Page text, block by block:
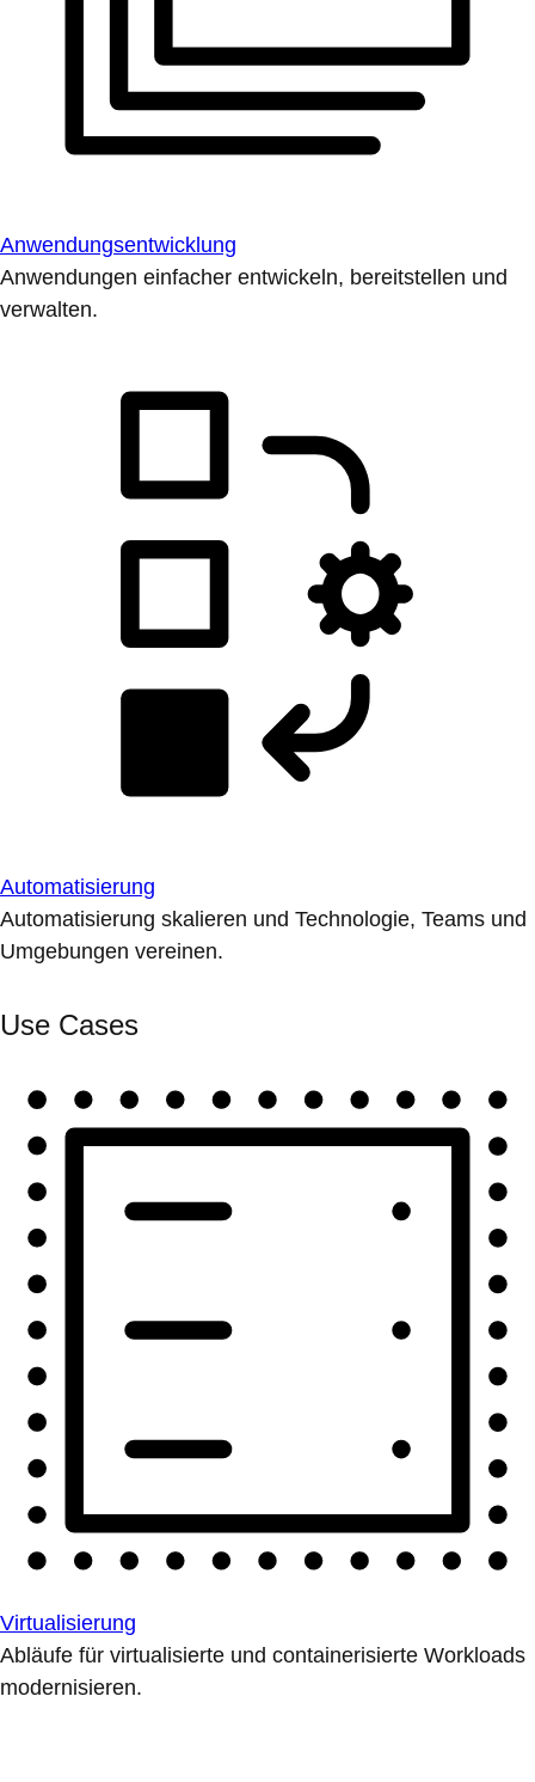
Anwendungsentwicklung
Anwendungen einfacher entwickeln, bereitstellen und
verwalten.
Automatisierung
Automatisierung skalieren und Technologie, Teams und
Umgebungen vereinen.
Use Cases
Virtualisierung
Abläufe für virtualisierte und containerisierte Workloads
modernisieren.